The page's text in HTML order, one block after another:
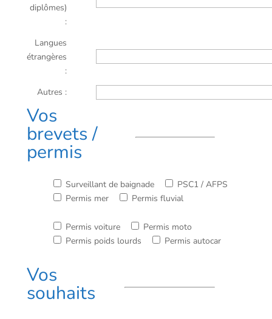
diplômes)
:
Langues
étrangères
:
Autres :
Vos
brevets /
permis
Surveillant de baignade
PSC1 / AFPS
Permis mer
Permis fluvial
Permis voiture
Permis moto
Permis poids lourds
Permis autocar
Vos
souhaits